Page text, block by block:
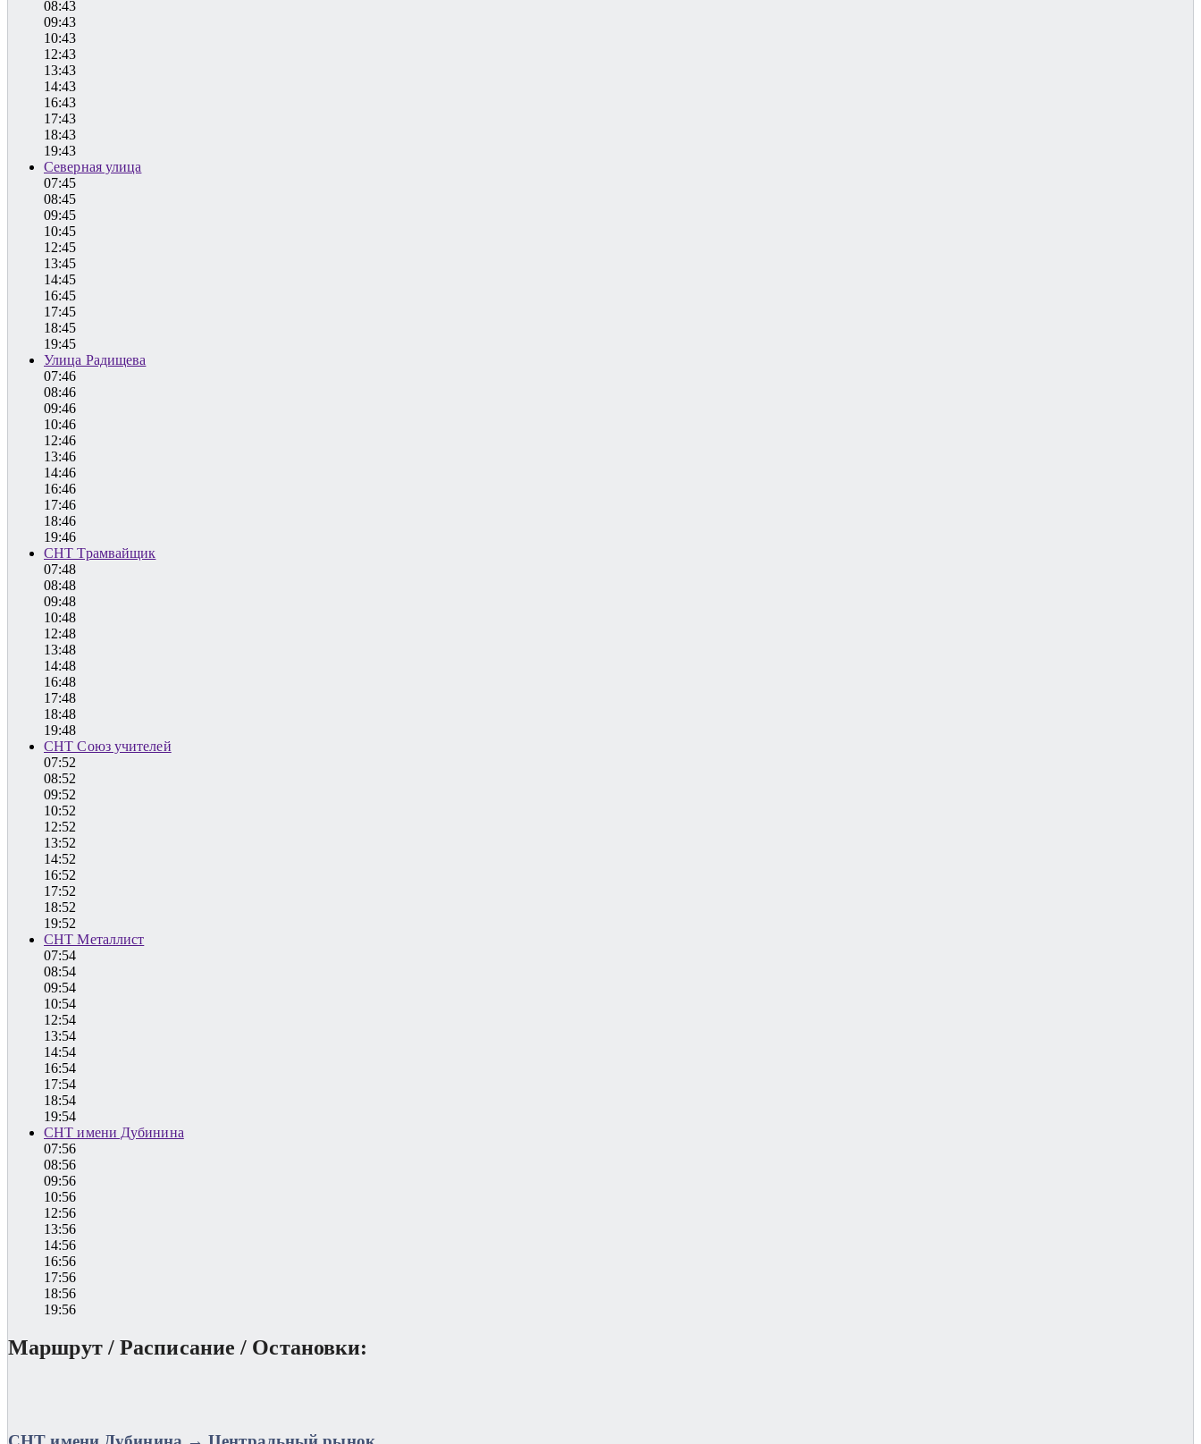
08:43
09:43
10:43
12:43
13:43
14:43
16:43
17:43
18:43
19:43
Северная улица
07:45
08:45
09:45
10:45
12:45
13:45
14:45
16:45
17:45
18:45
19:45
Улица Радищева
07:46
08:46
09:46
10:46
12:46
13:46
14:46
16:46
17:46
18:46
19:46
СНТ Трамвайщик
07:48
08:48
09:48
10:48
12:48
13:48
14:48
16:48
17:48
18:48
19:48
СНТ Союз учителей
07:52
08:52
09:52
10:52
12:52
13:52
14:52
16:52
17:52
18:52
19:52
СНТ Металлист
07:54
08:54
09:54
10:54
12:54
13:54
14:54
16:54
17:54
18:54
19:54
СНТ имени Дубинина
07:56
08:56
09:56
10:56
12:56
13:56
14:56
16:56
17:56
18:56
19:56
Маршрут / Расписание / Остановки: